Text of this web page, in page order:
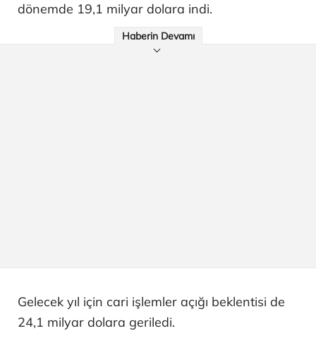
dönemde 19,1 milyar dolara indi.
Haberin Devamı
Gelecek yıl için cari işlemler açığı beklentisi de
24,1 milyar dolara geriledi.